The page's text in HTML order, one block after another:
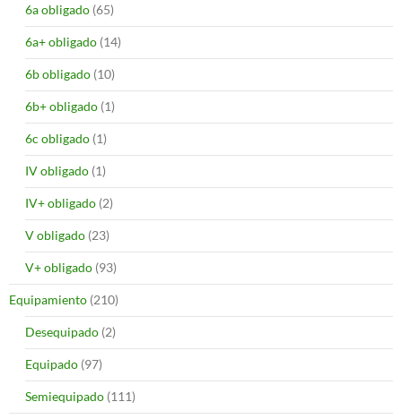
6a obligado (65)
6a+ obligado (14)
6b obligado (10)
6b+ obligado (1)
6c obligado (1)
IV obligado (1)
IV+ obligado (2)
V obligado (23)
V+ obligado (93)
Equipamiento (210)
Desequipado (2)
Equipado (97)
Semiequipado (111)